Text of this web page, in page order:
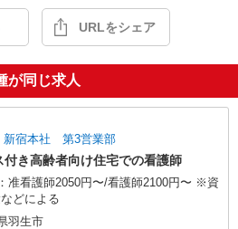
URLをシェア
が同じ求人
新宿本社 第3営業部
付き高齢者向け住宅での看護師
准看護師2050円〜/看護師2100円〜 ※資
どによる
羽生市